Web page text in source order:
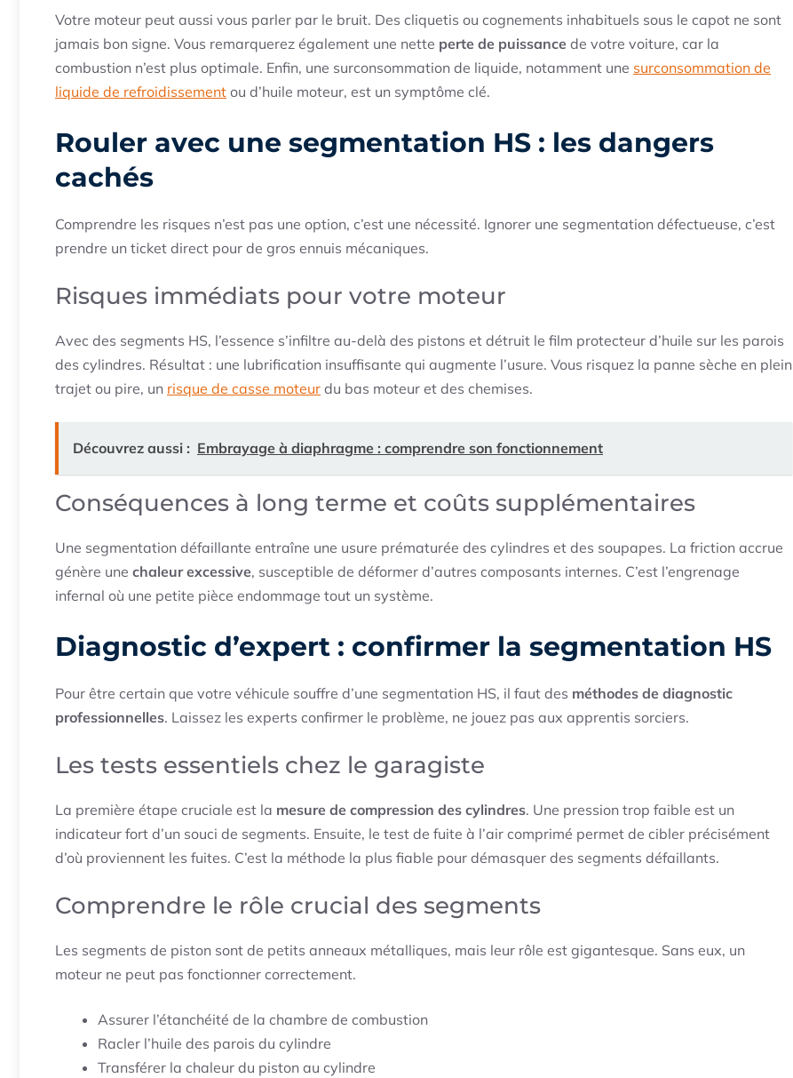
Votre moteur peut aussi vous parler par le bruit. Des cliquetis ou cognements inhabituels sous le capot ne sont
jamais bon signe. Vous remarquerez également une nette perte de puissance de votre voiture, car la
combustion n’est plus optimale. Enfin, une surconsommation de liquide, notamment une surconsommation de
liquide de refroidissement ou d’huile moteur, est un symptôme clé.
Rouler avec une segmentation HS : les dangers
cachés
Comprendre les risques n’est pas une option, c’est une nécessité. Ignorer une segmentation défectueuse, c’est
prendre un ticket direct pour de gros ennuis mécaniques.
Risques immédiats pour votre moteur
Avec des segments HS, l’essence s’infiltre au-delà des pistons et détruit le film protecteur d’huile sur les parois
des cylindres. Résultat : une lubrification insuffisante qui augmente l’usure. Vous risquez la panne sèche en plein
trajet ou pire, un risque de casse moteur du bas moteur et des chemises.
Découvrez aussi : Embrayage à diaphragme : comprendre son fonctionnement
Conséquences à long terme et coûts supplémentaires
Une segmentation défaillante entraîne une usure prématurée des cylindres et des soupapes. La friction accrue
génère une chaleur excessive, susceptible de déformer d’autres composants internes. C’est l’engrenage
infernal où une petite pièce endommage tout un système.
Diagnostic d’expert : confirmer la segmentation HS
Pour être certain que votre véhicule souffre d’une segmentation HS, il faut des méthodes de diagnostic
professionnelles. Laissez les experts confirmer le problème, ne jouez pas aux apprentis sorciers.
Les tests essentiels chez le garagiste
La première étape cruciale est la mesure de compression des cylindres. Une pression trop faible est un
indicateur fort d’un souci de segments. Ensuite, le test de fuite à l’air comprimé permet de cibler précisément
d’où proviennent les fuites. C’est la méthode la plus fiable pour démasquer des segments défaillants.
Comprendre le rôle crucial des segments
Les segments de piston sont de petits anneaux métalliques, mais leur rôle est gigantesque. Sans eux, un
moteur ne peut pas fonctionner correctement.
Assurer l’étanchéité de la chambre de combustion
Racler l’huile des parois du cylindre
Transférer la chaleur du piston au cylindre